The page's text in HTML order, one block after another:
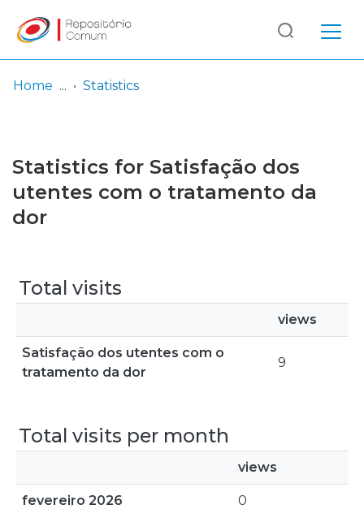
Browse repository
Entities
Log
In
(current)
Home Statistics
Statistics for Satisfação dos
utentes com o tratamento da
dor
Total visits
views
Satisfação dos utentes com o
tratamento da dor
9
Total visits per month
views
fevereiro 2026 0